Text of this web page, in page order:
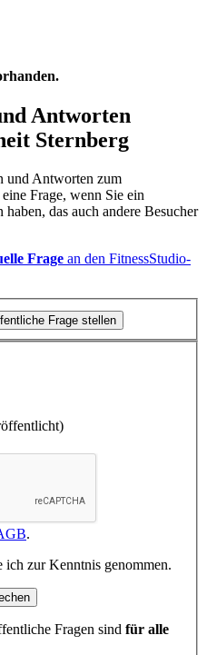
Antworten
Sternberg
und Antworten zum
Frage, wenn Sie ein
das auch andere Besucher
Frage an den FitnessStudio-
Frage stellen
.
ich zur Kenntnis genommen.
Fragen sind für alle